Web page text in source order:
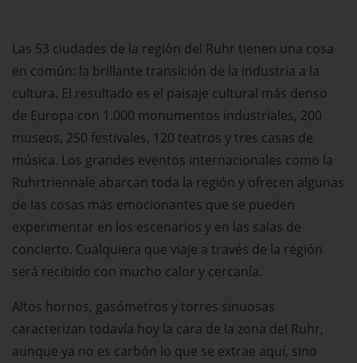
Las 53 ciudades de la región del Ruhr tienen una cosa
en común: la brillante transición de la industria a la
cultura. El resultado es el paisaje cultural más denso
de Europa con 1.000 monumentos industriales, 200
museos, 250 festivales, 120 teatros y tres casas de
música. Los grandes eventos internacionales como la
Ruhrtriennale abarcan toda la región y ofrecen algunas
de las cosas más emocionantes que se pueden
experimentar en los escenarios y en las salas de
concierto. Cualquiera que viaje a través de la región
será recibido con mucho calor y cercanía.
Altos hornos, gasómetros y torres sinuosas
caracterizan todavía hoy la cara de la zona del Ruhr,
aunque ya no es carbón lo que se extrae aquí, sino